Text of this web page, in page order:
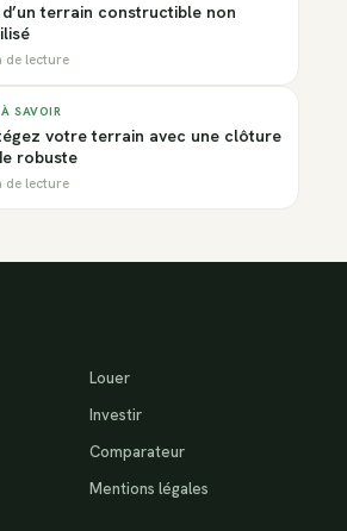
d’un terrain constructible non
de lecture
SAVOIR
votre terrain avec une clôture
robuste
de lecture
Louer
Investir
Comparateur
Mentions légales